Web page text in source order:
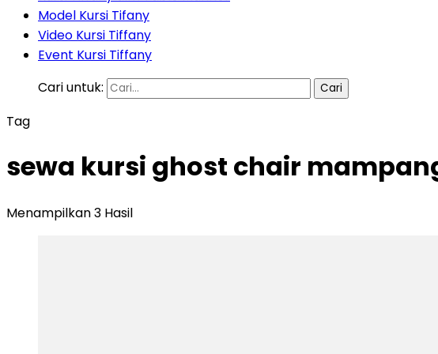
Model Kursi Tifany
Video Kursi Tiffany
Event Kursi Tiffany
Cari untuk:
Tag
sewa kursi ghost chair
Menampilkan 3 Hasil